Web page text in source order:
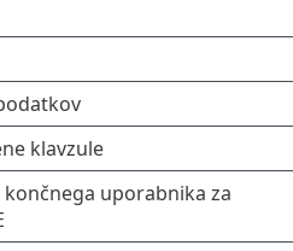
klavzule
uporabnika za